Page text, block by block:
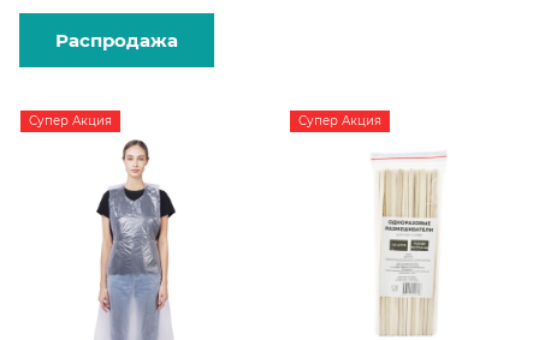
Распродажа
Супер Акция Супер Акция